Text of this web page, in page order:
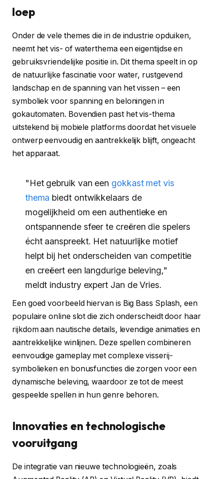
loep
Onder de vele themes die in de industrie opduiken,
neemt het vis- of waterthema een eigentijdse en
gebruiksvriendelijke positie in. Dit thema speelt in op
de natuurlijke fascinatie voor water, rustgevend
landschap en de spanning van het vissen – een
symboliek voor spanning en beloningen in
gokautomaten. Bovendien past het vis-thema
uitstekend bij mobiele platforms doordat het visuele
ontwerp eenvoudig en aantrekkelijk blijft, ongeacht
het apparaat.
"Het gebruik van een gokkast met vis
thema biedt ontwikkelaars de
mogelijkheid om een authentieke en
ontspannende sfeer te creëren die spelers
écht aanspreekt. Het natuurlijke motief
helpt bij het onderscheiden van competitie
en creëert een langdurige beleving,"
meldt industry expert Jan de Vries.
Een goed voorbeeld hiervan is Big Bass Splash, een
populaire online slot die zich onderscheidt door haar
rijkdom aan nautische details, levendige animaties en
aantrekkelijke winlijnen. Deze spellen combineren
eenvoudige gameplay met complexe visserij-
symbolieken en bonusfuncties die zorgen voor een
dynamische beleving, waardoor ze tot de meest
gespeelde spellen in hun genre behoren.
Innovaties en technologische
vooruitgang
De integratie van nieuwe technologieën, zoals